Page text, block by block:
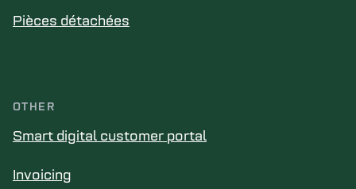
Pièces détachées
OTHER
Smart digital customer portal
Invoicing